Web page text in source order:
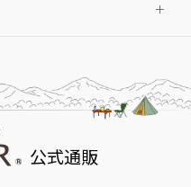
公式通販